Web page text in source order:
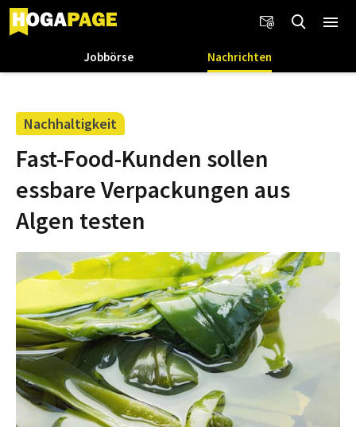
Jobbörse Nachrichten
Nachhaltigkeit
Fast-Food-Kunden sollen
essbare Verpackungen aus
Algen testen